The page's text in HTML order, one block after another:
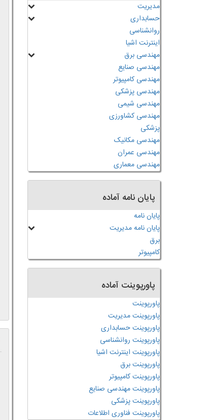
مدیریت
حسابداری
روانشناسی
اینترنت اشیا
مهندسی برق
مهندسی صنایع
مهندسی کامپیوتر
مهندسی پزشکی
مهندسی شیمی
مهندسی کشاورزی
پزشکی
مهندسی مکانیک
مهندسی عمران
مهندسی معماری
پایان نامه آماده
پایان نامه
پایان نامه مدیریت
برق
کامپیوتر
پاورپوینت آماده
پاورپوینت
پاورپوینت مدیریت
پاورپوینت حسابداری
پاورپوینت روانشناسی
پاورپوینت اینترنت اشیا
پاورپوینت برق
پاورپوینت کامپیوتر
پاورپوینت مهندسی صنایع
پاورپوینت پزشکی
پاورپوینت فناوری اطلاعات